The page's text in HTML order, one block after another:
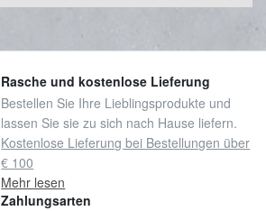
Rasche und kostenlose Lieferung
Bestellen Sie Ihre Lieblingsprodukte und
lassen Sie sie zu sich nach Hause liefern.
Kostenlose Lieferung bei Bestellungen über
€ 100
Mehr lesen
Zahlungsarten